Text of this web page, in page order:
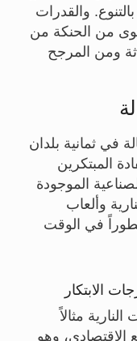
والقدرات
من الحنكة من
ومن المرجح
في ثمانية بلدان
المبتكرين
الموجودة
وألعاب
في الوقت
الابتكار
مثالاً
الاقتصادي، وهو